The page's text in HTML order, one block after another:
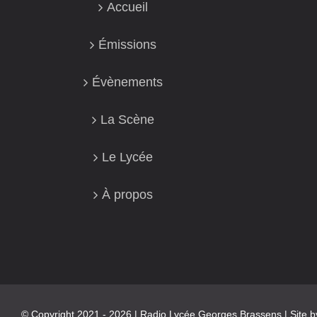
Accueil
Émissions
Évènements
La Scène
Le Lycée
À propos
© Copyright 2021 - 2026 | Radio Lycée Georges Brassens | Site